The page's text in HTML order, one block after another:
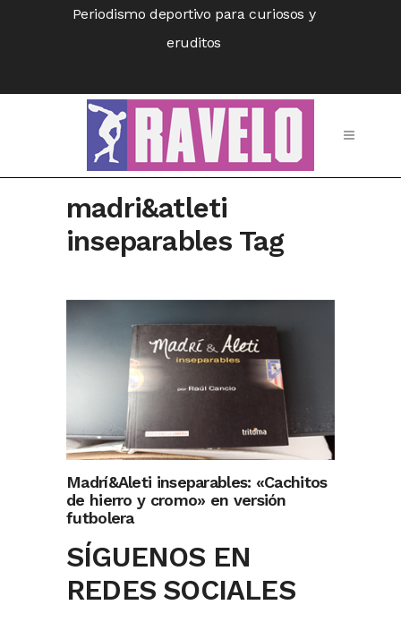
Periodismo deportivo para curiosos y
eruditos
madri&atleti
inseparables Tag
Madrí&Aleti inseparables: «Cachitos
de hierro y cromo» en versión
futbolera
SÍGUENOS EN
REDES SOCIALES